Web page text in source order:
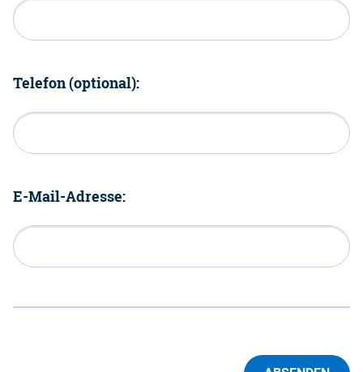
Telefon (optional):
E-Mail-Adresse: